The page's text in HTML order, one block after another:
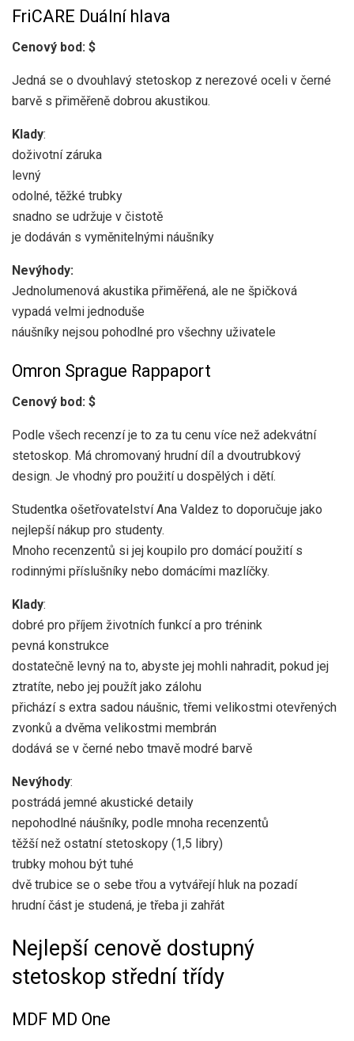
FriCARE Duální hlava
Cenový bod: $
Jedná se o dvouhlavý stetoskop z nerezové oceli v černé
barvě s přiměřeně dobrou akustikou.
Klady:
doživotní záruka
levný
odolné, těžké trubky
snadno se udržuje v čistotě
je dodáván s vyměnitelnými náušníky
Nevýhody:
Jednolumenová akustika přiměřená, ale ne špičková
vypadá velmi jednoduše
náušníky nejsou pohodlné pro všechny uživatele
Omron Sprague Rappaport
Cenový bod: $
Podle všech recenzí je to za tu cenu více než adekvátní
stetoskop. Má chromovaný hrudní díl a dvoutrubkový
design. Je vhodný pro použití u dospělých i dětí.
Studentka ošetřovatelství Ana Valdez to doporučuje jako
nejlepší nákup pro studenty.
Mnoho recenzentů si jej koupilo pro domácí použití s ​​
rodinnými příslušníky nebo domácími mazlíčky.
Klady:
dobré pro příjem životních funkcí a pro trénink
pevná konstrukce
dostatečně levný na to, abyste jej mohli nahradit, pokud jej
ztratíte, nebo jej použít jako zálohu
přichází s extra sadou náušnic, třemi velikostmi otevřených
zvonků a dvěma velikostmi membrán
dodává se v černé nebo tmavě modré barvě
Nevýhody:
postrádá jemné akustické detaily
nepohodlné náušníky, podle mnoha recenzentů
těžší než ostatní stetoskopy (1,5 libry)
trubky mohou být tuhé
dvě trubice se o sebe třou a vytvářejí hluk na pozadí
hrudní část je studená, je třeba ji zahřát
Nejlepší cenově dostupný
stetoskop střední třídy
MDF MD One